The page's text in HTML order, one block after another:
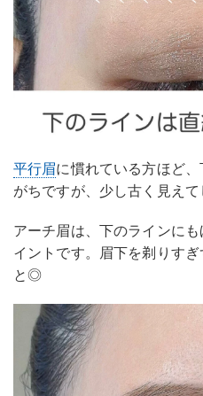
平行眉に慣れている方ほど
がちですが、少し古く見えて
アーチ眉は、下のラインに
イントです。眉下を剃りす
と◎